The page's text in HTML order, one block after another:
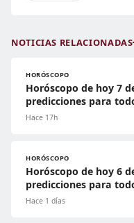
NOTICIAS RELACIONADAS
HORÓSCOPO
Horóscopo de hoy 7
predicciones para
Hace 17h
HORÓSCOPO
Horóscopo de hoy 6
predicciones para
Hace 1 días